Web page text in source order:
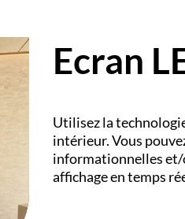
Ecran
Utilisez la
intérieur. Vous
informationnelles et/
affichage en temps